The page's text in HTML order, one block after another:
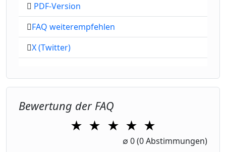
PDF-Version
FAQ weiterempfehlen
X (Twitter)
Bewertung der FAQ
★ ★
2 Stars
★
3 Stars
★
4 Stars
★
5 Stars
∅ 0(0 Abstimmungen)